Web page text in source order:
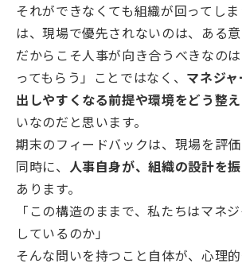
それができなくても組織が回ってし
は、現場で優先されないのは、ある意
だからこそ人事が向き合うべきなの
ってもらう」ことではなく、 マネジ
出しやすくなる前提や環境をどう整
いなのだと思います。
期末のフィードバックは、現場を評
同時に、 人事自身が、組織の設計を
あります。
「この構造のままで、私たちはマネ
しているのか」
そんな問いを持つこと自体が、心理